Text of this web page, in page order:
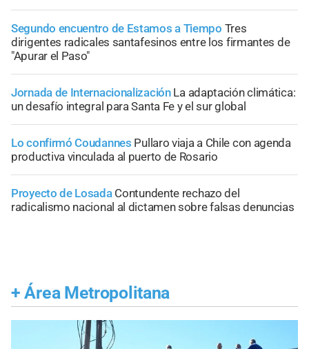
Segundo encuentro de Estamos a Tiempo Tres
dirigentes radicales santafesinos entre los firmantes de
"Apurar el Paso"
Jornada de Internacionalización La adaptación climática:
un desafío integral para Santa Fe y el sur global
Lo confirmó Coudannes Pullaro viaja a Chile con agenda
productiva vinculada al puerto de Rosario
Proyecto de Losada Contundente rechazo del
radicalismo nacional al dictamen sobre falsas denuncias
+ Área Metropolitana